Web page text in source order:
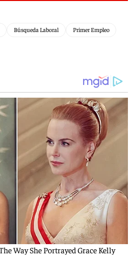
Búsqueda Laboral Primer Empleo